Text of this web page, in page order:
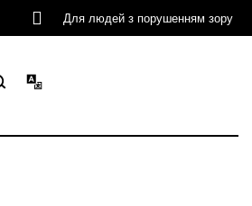
Для людей з порушенням зору